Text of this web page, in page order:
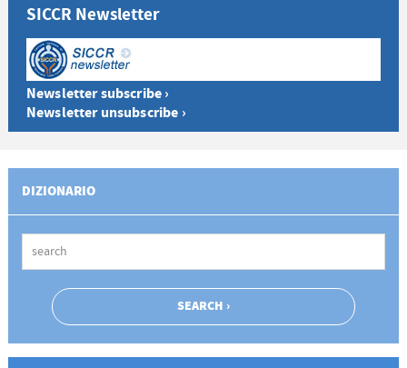
SICCR Newsletter
Newsletter subscribe ›
Newsletter unsubscribe ›
DIZIONARIO